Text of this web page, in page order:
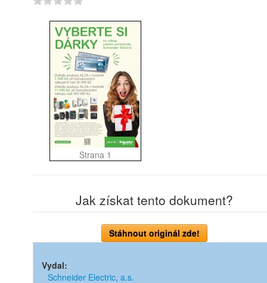
Strana 1
Jak získat tento dokument?
Vydal:
Schneider Electric, a.s.